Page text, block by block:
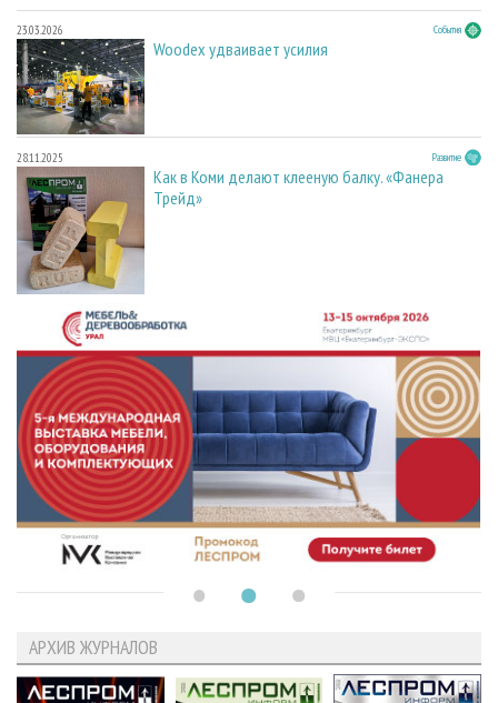
23.03.2026 События
Woodex удваивает усилия
28.11.2025 Развитие
Как в Коми делают клееную балку. «Фанера
Трейд»
АРХИВ ЖУРНАЛОВ